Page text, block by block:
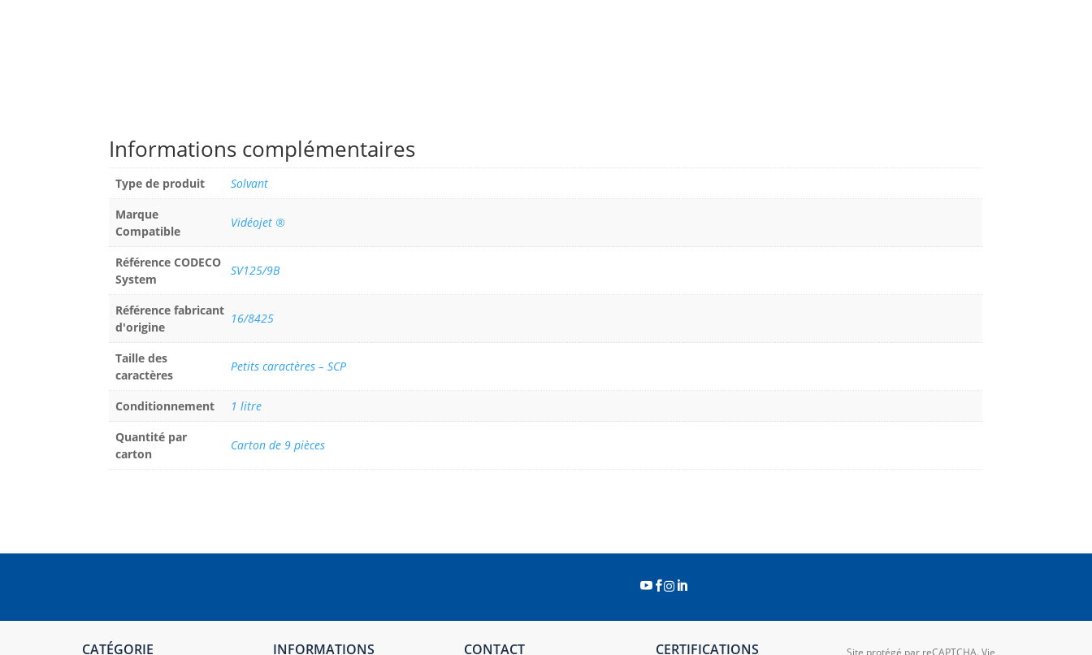
Informations complémentaires
Type de produit
Solvant
Marque
Compatible
Vidéojet ®
Référence CODECO
System
SV125/9B
Référence fabricant
d'origine
16/8425
Taille des
caractères
Petits caractères – SCP
Conditionnement
1 litre
Quantité par
carton
Carton de 9 pièces
 
CATÉGORIE INFORMATIONS CONTACT CERTIFICATIONS